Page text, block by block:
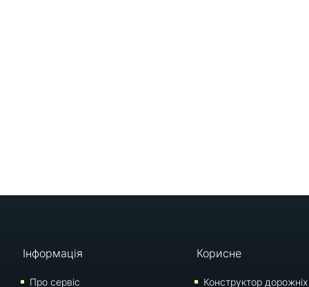
Інформація
Про сервіс
Корисне
Конструктор дорожніх